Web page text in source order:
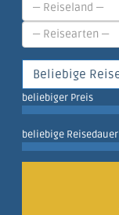
— Reiseland —
— Reisearten —
beliebiger Preis
beliebige Reisedauer